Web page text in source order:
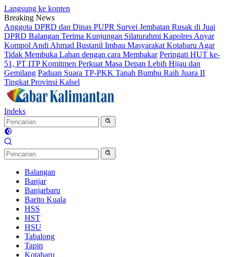
Langsung ke konten
Breaking News
Anggota DPRD dan Dinas PUPR Survei Jembatan Rusak di Juai
DPRD Balangan Terima Kunjungan Silaturahmi Kapolres Anyar
Kompol Andi Ahmad Bustanil Imbau Masyarakat Kotabaru Agar
Tidak Membuka Lahan dengan cara Membakar Peringati HUT ke-
51, PT ITP Komitmen Perkuat Masa Depan Lebih Hijau dan
Gemilang Paduan Suara TP-PKK Tanah Bumbu Raih Juara II
Tingkat Provinsi Kalsel
Indeks
Balangan
Banjar
Banjarbaru
Barito Kuala
HSS
HST
HSU
Tabalong
Tapin
Kotabaru